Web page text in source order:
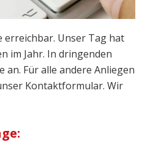
erreichbar. Unser Tag hat
im Jahr. In dringenden
an. Für alle andere Anliegen
Kontaktformular. Wir